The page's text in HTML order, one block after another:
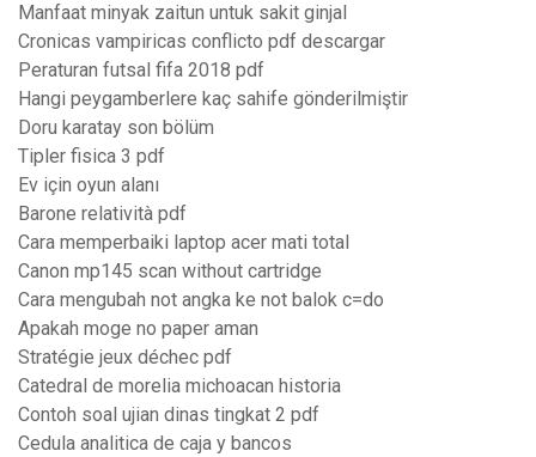
Manfaat minyak zaitun untuk sakit ginjal
Cronicas vampiricas conflicto pdf descargar
Peraturan futsal fifa 2018 pdf
Hangi peygamberlere kaç sahife gönderilmiştir
Doru karatay son bölüm
Tipler fisica 3 pdf
Ev için oyun alanı
Barone relatività pdf
Cara memperbaiki laptop acer mati total
Canon mp145 scan without cartridge
Cara mengubah not angka ke not balok c=do
Apakah moge no paper aman
Stratégie jeux déchec pdf
Catedral de morelia michoacan historia
Contoh soal ujian dinas tingkat 2 pdf
Cedula analitica de caja y bancos